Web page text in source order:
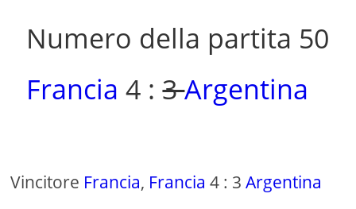
Numero della partita 50
Francia 4 :3Argentina
Vincitore Francia, Francia 4 : 3Argentina